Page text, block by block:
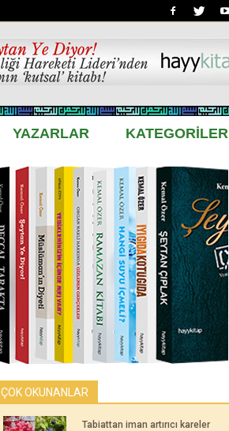
YAZARLAR KATEGORİLER
ÇOK OKUNANLAR
Tabiattan iman artırıcı kareler